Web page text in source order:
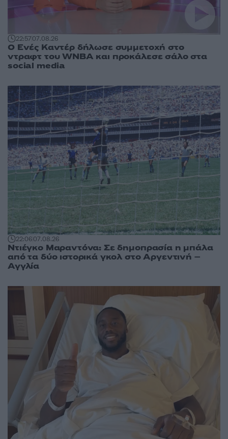
22:5707.08.26
Ο Ενές Καντέρ δήλωσε συμμετοχή στο
ντραφτ του WNBA και προκάλεσε σάλο στα
social media
22:0607.08.26
Ντιέγκο Μαραντόνα: Σε δημοπρασία η μπάλα
από τα δύο ιστορικά γκολ στο Αργεντινή –
Αγγλία